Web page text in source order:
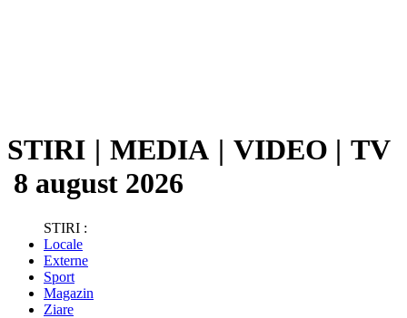
STIRI | MEDIA | VIDEO | TV
8 august 2026
STIRI :
Locale
Externe
Sport
Magazin
Ziare